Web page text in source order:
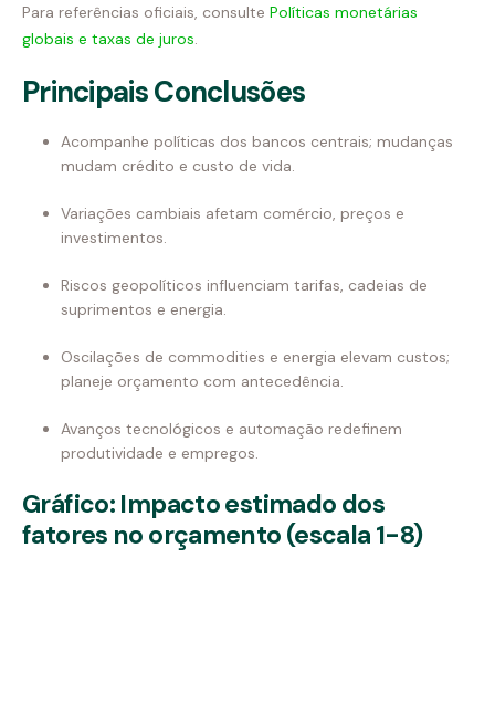
Para referências oficiais, consulte Políticas monetárias
globais e taxas de juros.
Principais Conclusões
Acompanhe políticas dos bancos centrais; mudanças
mudam crédito e custo de vida.
Variações cambiais afetam comércio, preços e
investimentos.
Riscos geopolíticos influenciam tarifas, cadeias de
suprimentos e energia.
Oscilações de commodities e energia elevam custos;
planeje orçamento com antecedência.
Avanços tecnológicos e automação redefinem
produtividade e empregos.
Gráfico: Impacto estimado dos
fatores no orçamento (escala 1-8)